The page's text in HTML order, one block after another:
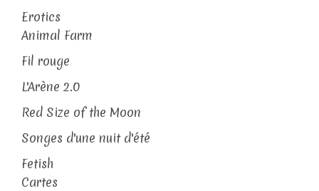
Erotics
Animal Farm
Fil rouge
L'Arène 2.0
Red Size of the Moon
Songes d'une nuit d'été
Fetish
Cartes